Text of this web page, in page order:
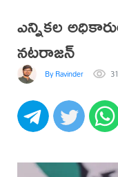
ఎన్నికల
నటరాజన్
By Ravinder